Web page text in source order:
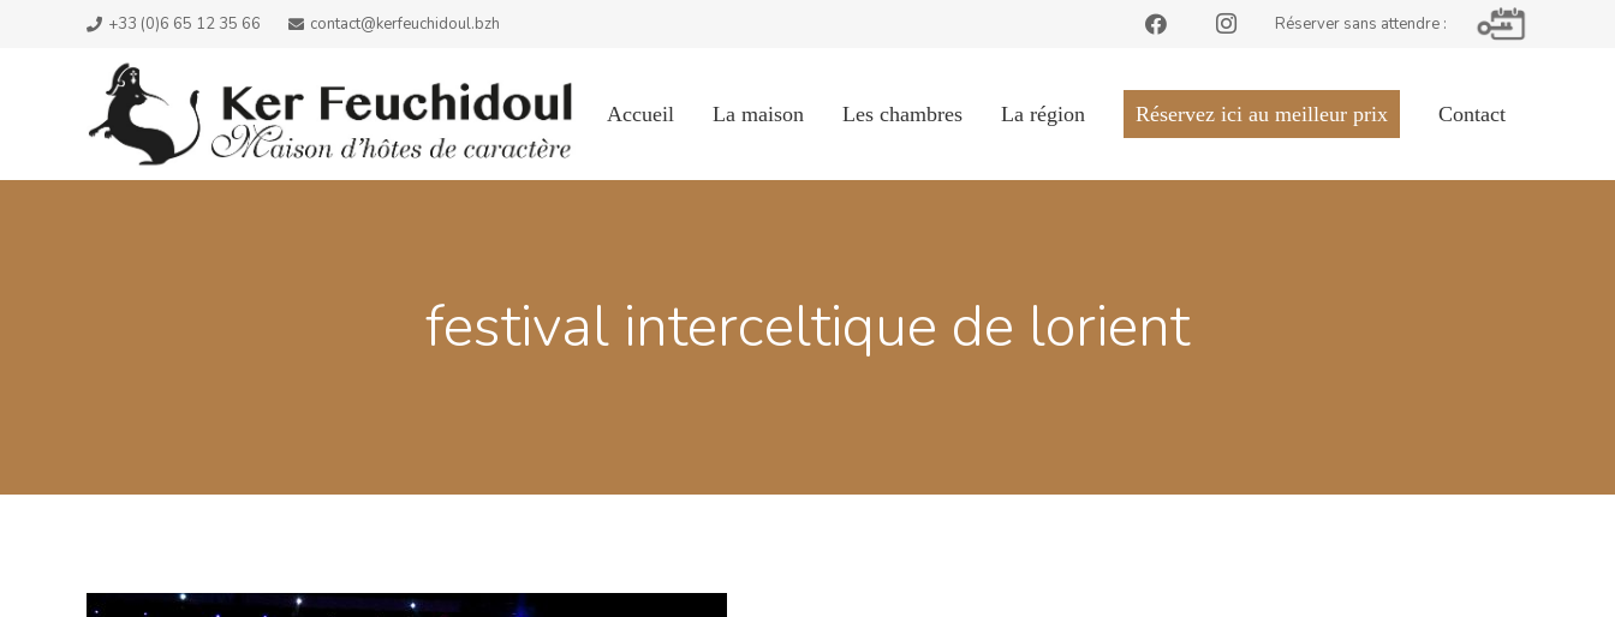
+33 (0)6 65 12 35 66 contact@kerfeuchidoul.bzh Réserver sans attendre :
Accueil La maison Les chambres La région Réservez ici au meilleur prix Contact
festival interceltique de lorient